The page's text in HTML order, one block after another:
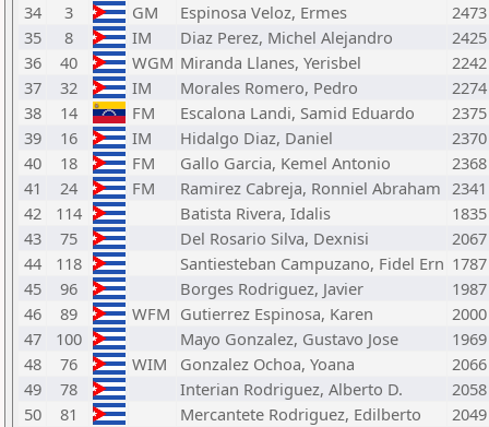
34
3 GM Espinosa Veloz, Ermes
2473
35
8 IM Diaz Perez, Michel Alejandro
2425
36
40 WGM Miranda Llanes, Yerisbel
2242
37
32 IM Morales Romero, Pedro
2274
38
14 FM Escalona Landi, Samid Eduardo
2375
39
16 IM Hidalgo Diaz, Daniel
2370
40
18 FM Gallo Garcia, Kemel Antonio
2368
41
24 FM Ramirez Cabreja, Ronniel Abraham 2341
42
114 Batista Rivera, Idalis
1835
43
75 Del Rosario Silva, Dexnisi
2067
44
118 Santiesteban Campuzano, Fidel Ern 1787
45
96 Borges Rodriguez, Javier
1987
46
89 WFM Gutierrez Espinosa, Karen
2000
47
100 Mayo Gonzalez, Gustavo Jose
1969
48
76 WIM Gonzalez Ochoa, Yoana
2066
49
78 Interian Rodriguez, Alberto D.
2058
50
81 Mercantete Rodriguez, Edilberto
2049